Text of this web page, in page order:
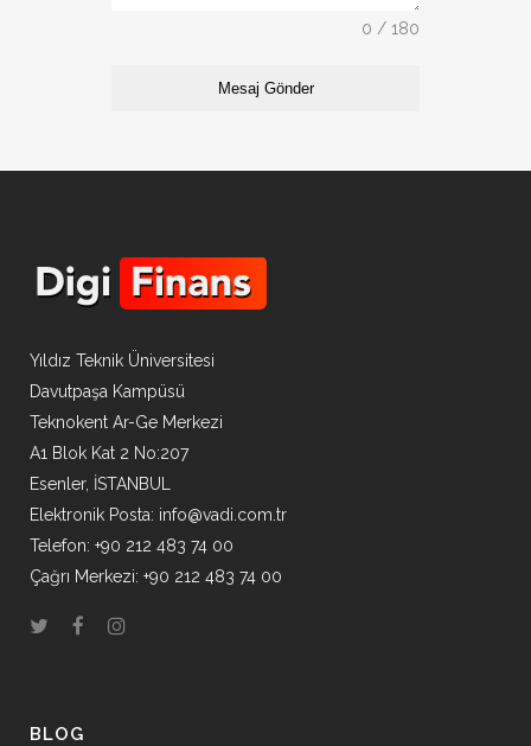
0 / 180
Mesaj Gönder
Yıldız Teknik Üniversitesi
Davutpaşa Kampüsü
Teknokent Ar-Ge Merkezi
A1 Blok Kat 2 No:207
Esenler, İSTANBUL
Elektronik Posta: info@vadi.com.tr
Telefon: +90 212 483 74 00
Çağrı Merkezi: +90 212 483 74 00
BLOG